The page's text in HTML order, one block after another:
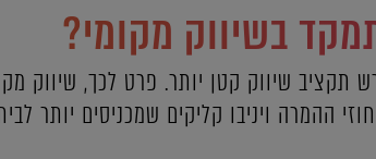
בשיווק מקומי?
תקציב שיווק קטן יותר. פרט לכך,
ההמרה ויניבו קליקים שמכניסים יותר